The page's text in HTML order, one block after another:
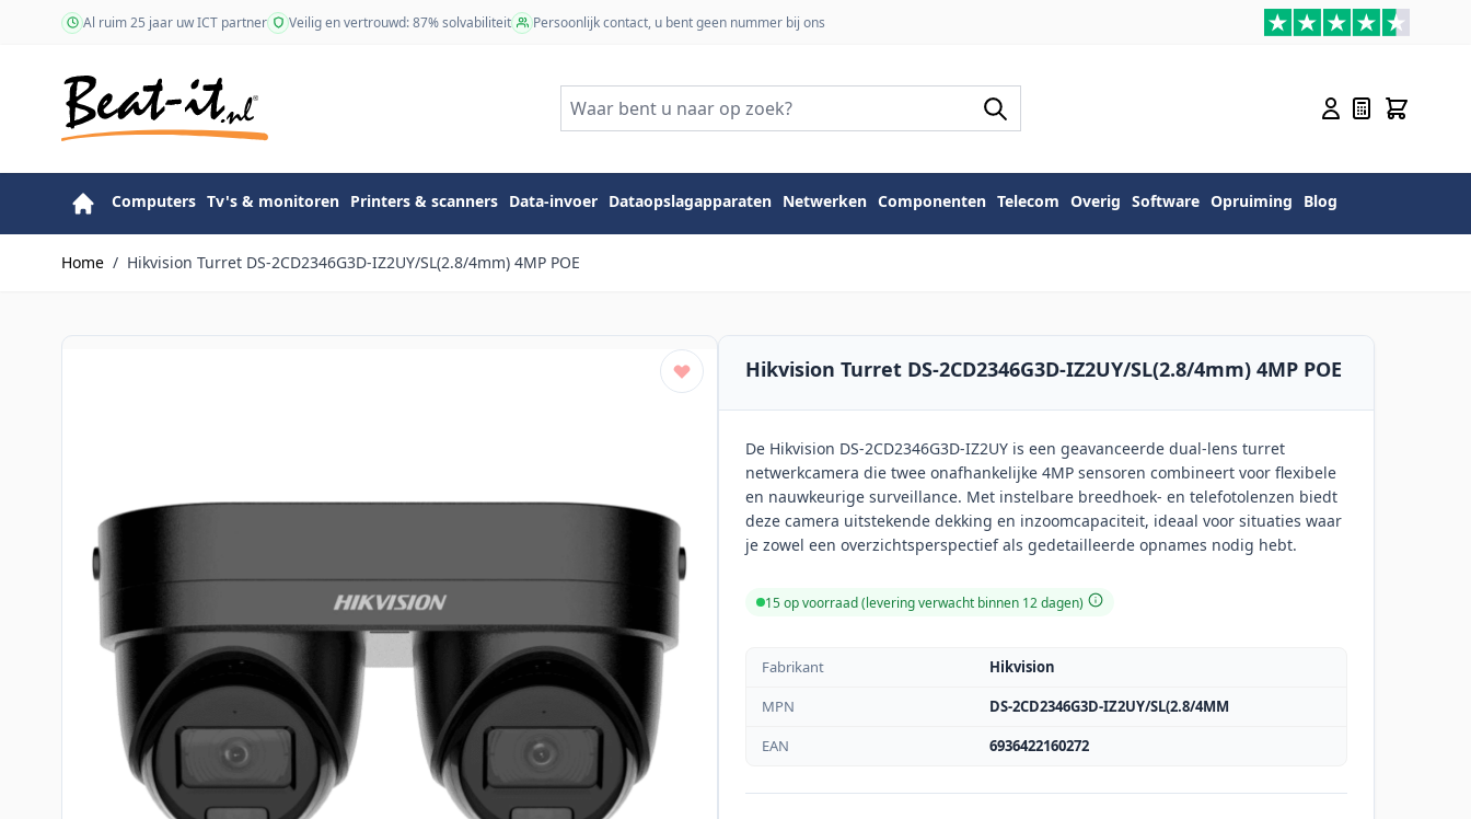
Ga naar de inhoudAl ruim 25 jaar uw ICT partner Veilig en vertrouwd: 87% solvabiliteit Persoonlijk contact, u bent geen nummer bij ons
Computers Tv's & monitoren Printers & scanners Data-invoer Dataopslagapparaten Netwerken Componenten Telecom Overig Software Opruiming Blog
Home / Hikvision Turret DS-2CD2346G3D-IZ2UY/SL(2.8/4mm) 4MP POE
Hikvision Turret DS-2CD2346G3D-IZ2UY/SL(2.8/4mm) 4MP POE
De Hikvision DS-2CD2346G3D-IZ2UY is een geavanceerde dual-lens turret
netwerkcamera die twee onafhankelijke 4MP sensoren combineert voor flexibele
en nauwkeurige surveillance. Met instelbare breedhoek- en telefotolenzen biedt
deze camera uitstekende dekking en inzoomcapaciteit, ideaal voor situaties waar
je zowel een overzichtsperspectief als gedetailleerde opnames nodig hebt.
15 op voorraad (levering verwacht binnen 12 dagen)
Fabrikant
Hikvision
MPN
DS-2CD2346G3D-IZ2UY/SL(2.8/4MM
EAN
6936422160272